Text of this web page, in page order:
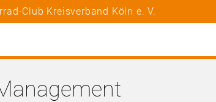
Club Kreisverband Köln e. V.